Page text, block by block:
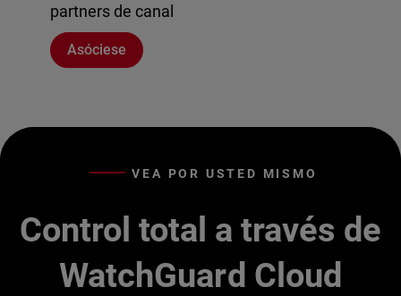
partners de canal
Asóciese
VEA POR USTED MISMO
Control total a través de
WatchGuard Cloud